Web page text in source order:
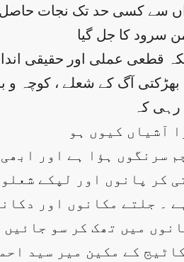
سرود کا جل گیا
قطعی عملی اور حقیقی
بھڑکتی آگ کے شعلے ، کوچہ
آشیاں کیوں ہو
سرنگوں ہؤا ہے اور
کر پانوں اور لپکے
۔ جلتے مکانوں اور
میں تھک کر سو
کے مکین میر سید